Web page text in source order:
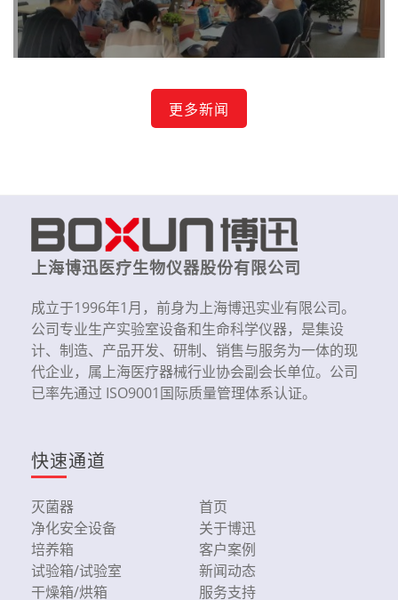
更多新闻
上海博迅医疗生物仪器股份有限公司
成立于1996年1月，前身为上海博迅实业有限公司。
公司专业生产实验室设备和生命科学仪器，是集设
计、制造、产品开发、研制、销售与服务为一体的现
代企业，属上海医疗器械行业协会副会长单位。公司
已率先通过 ISO9001国际质量管理体系认证。
快速通道
灭菌器
净化安全设备
培养箱
试验箱/试验室
干燥箱/烘箱
首页
关于博迅
客户案例
新闻动态
服务支持